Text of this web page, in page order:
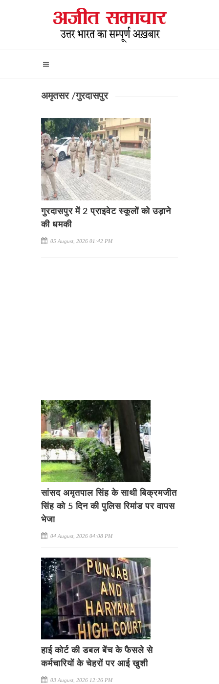
अमृतसर /गुरदासपुर
गुरदासपुर में 2 प्राइवेट स्कूलों को उड़ाने
की धमकी
05 August, 2026 01:42 PM
सांसद अमृतपाल सिंह के साथी बिक्रमजीत
सिंह को 5 दिन की पुलिस रिमांड पर वापस
भेजा
04 August, 2026 04:08 PM
हाई कोर्ट की डबल बेंच के फैसले से
कर्मचारियों के चेहरों पर आई खुशी
03 August, 2026 12:26 PM